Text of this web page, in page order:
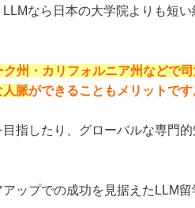
なら日本の大学院よりも短
州・カリフォルニア州などで
人脈ができることもメリットです
指したり、グローバルな専門
ップでの成功を見据えたLLM